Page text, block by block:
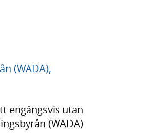
(WADA),
engångsvis utan
(WADA)